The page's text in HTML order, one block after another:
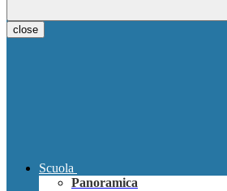
close
Scuola
Panoramica